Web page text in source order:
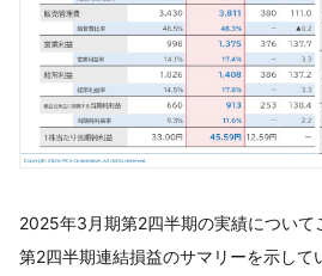
2025年3月期第2四半期の実績について
第2四半期連結損益のサマリーを示して